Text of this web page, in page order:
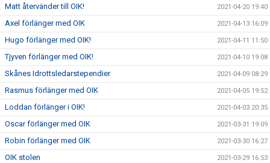
Matt återvänder till OIK! 2021-04-20 19:40
Axel förlänger med OIK 2021-04-13 16:09
Hugo förlänger med OIK! 2021-04-11 11:50
Tjyven förlänger med OIK! 2021-04-10 19:08
Skånes Idrottsledarstependier 2021-04-09 08:29
Rasmus förlänger med OIK 2021-04-05 19:52
Loddan förlänger i OIK! 2021-04-03 20:35
Oscar förlänger med OIK 2021-03-31 19:09
Robin förlänger med OIK 2021-03-30 16:27
OIK stolen 2021-03-29 16:53